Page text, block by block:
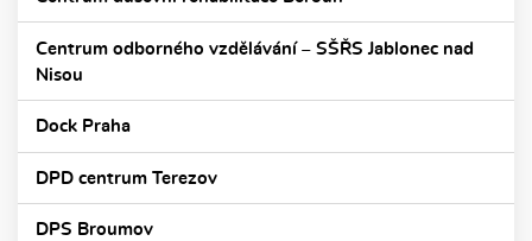
Centrum odborného vzdělávání – SŠŘS Jablonec nad
Nisou
Dock Praha
DPD centrum Terezov
DPS Broumov